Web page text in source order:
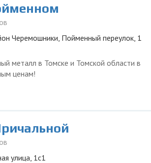
Черемошники, Пойменный переулок, 1
металл в Томске и Томской области в
ценам!
улица, 1с1